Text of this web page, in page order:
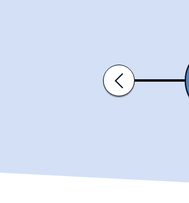
Previousכי־תצא